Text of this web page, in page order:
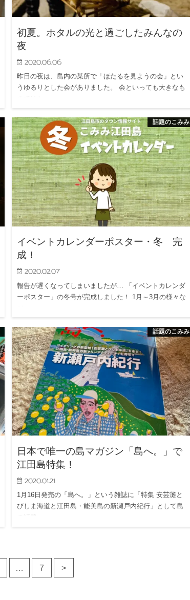
初夏。ホタルの光と過ごしたみんなの
夜
2020.06.06
昨日の夜は、島内の某所で「ほたるを見ようの会」とい
うゆるりとした会がありました。 会といっても大きなも
話題のこみみ
イベントカレンダーポスター・冬 完
成！
2020.02.07
報告が遅くなってしまいましたが… 「イベントカレンダ
ーポスター」の冬号が完成しました！ 1月～3月の様々な
話題のこみみ
日本で唯一の島マガジン「島へ。」で
江田島特集！
2020.01.21
1月16日発売の「島へ。」という雑誌に「特集 安芸灘と
びしま海道と江田島・能美島の新瀬戸内紀行」として島
… 7 >